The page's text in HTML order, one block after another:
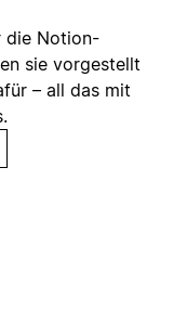
die Notion-
sie vorgestellt
– all das mit